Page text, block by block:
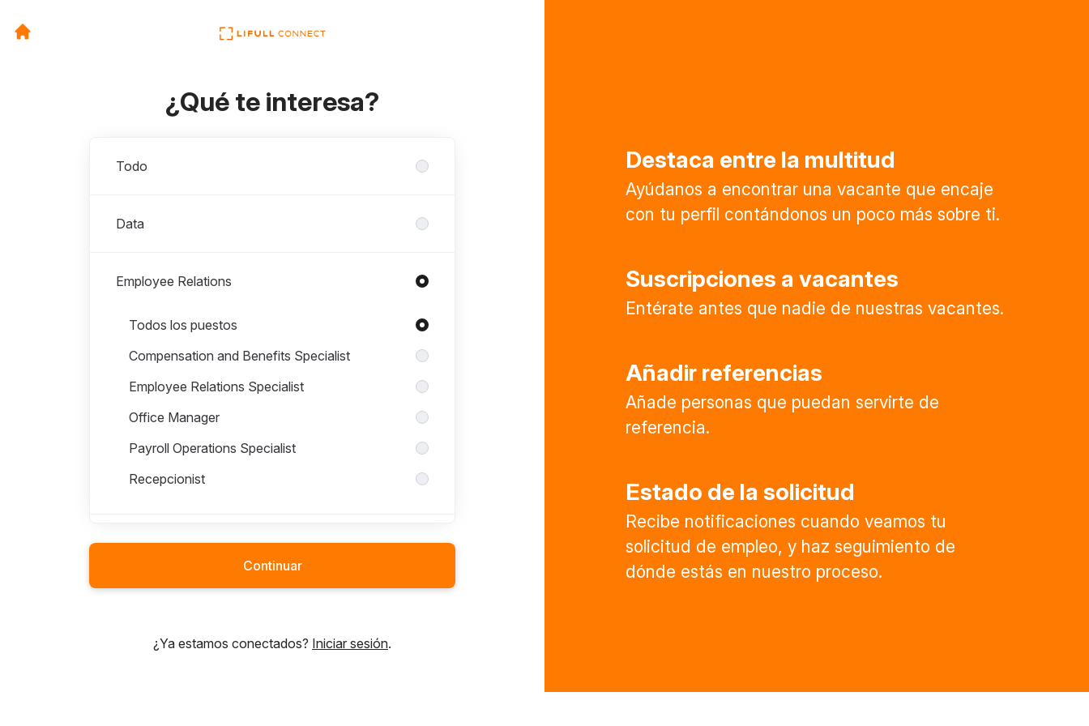
¿Qué te interesa?
Todo
Data
Employee Relations
Puestos en Employee Relations
Todos los puestos
Compensation and Benefits Specialist
Employee Relations Specialist
Office Manager
Payroll Operations Specialist
Recepcionist
Finance
Continuar
¿Ya estamos conectados? Iniciar sesión.
Destaca entre la multitud
Ayúdanos a encontrar una vacante que encaje
con tu perfil contándonos un poco más sobre ti.
Suscripciones a vacantes
Entérate antes que nadie de nuestras vacantes.
Añadir referencias
Añade personas que puedan servirte de
referencia.
Estado de la solicitud
Recibe notificaciones cuando veamos tu
solicitud de empleo, y haz seguimiento de
dónde estás en nuestro proceso.